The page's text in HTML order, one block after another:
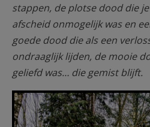
stappen, de plotse dood die
afscheid onmogelijk was en
goede dood die als een
ondraaglijk lijden, de mooie
geliefd was… die gemist blijft.
F1250a43.jpg